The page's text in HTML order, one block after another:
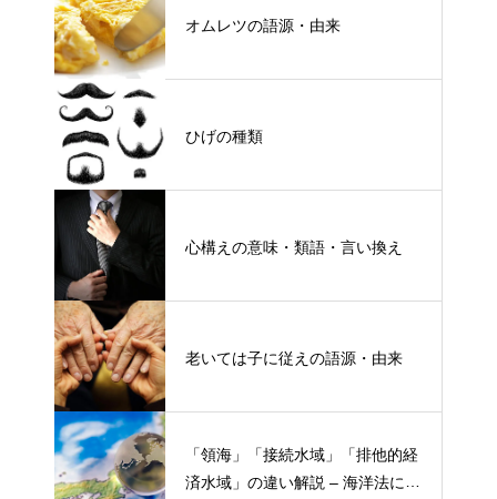
オムレツの語源・由来
ひげの種類
心構えの意味・類語・言い換え
老いては子に従えの語源・由来
「領海」「接続水域」「排他的経
済水域」の違い解説 – 海洋法にお